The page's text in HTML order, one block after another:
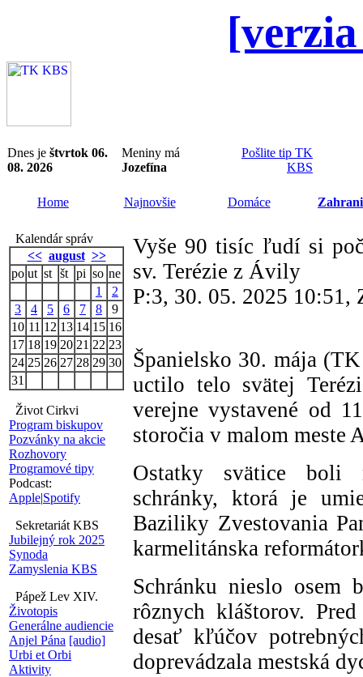
Dnes je štvrtok 06.
08. 2026
Meniny má
Jozefína
Pošlite tip TK
KBS
Home Najnovšie Domáce
Kalendár správ
<< august >>
po ut st št pi so ne
1
2
3
4 5 6 7 8
9
10 11 12 13 14 15 16
17 18 19 20 21 22 23
24 25 26 27 28 29 30
31
Život Cirkvi
Program biskupov
Pozvánky na akcie
Rozhovory
Programové tipy
Podcast:
Apple|Spotify
Sekretariát KBS
Jubilejný rok 2025
Synoda
Zamyslenia KBS
Pápež Lev XIV.
Životopis
Generálne audiencie
Anjel Pána [audio]
Urbi et Orbi
Aktivity
Vyše 90 tisíc ľudí si
sv. Terézie z Ávily
P:3, 30. 05. 2025 10:51,
Španielsko 30. mája
uctilo telo svätej
verejne vystavené od
storočia v malom meste
Ostatky svätice boli
schránky, ktorá je
Baziliky Zvestovania
karmelitánska
Schránku nieslo osem
rôznych kláštorov.
desať kľúčov
doprevádzala mestská